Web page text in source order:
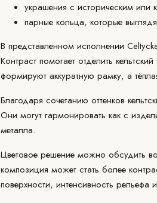
украшения с историческим или
парные кольца, которые
В представленном исполнении
Контраст помогает отделить
формируют аккуратную рамку, а
Благодаря сочетанию оттенков
Они могут гармонировать как с
металла.
Цветовое решение можно обсудить
композиция может стать более
поверхности, интенсивность рельефа